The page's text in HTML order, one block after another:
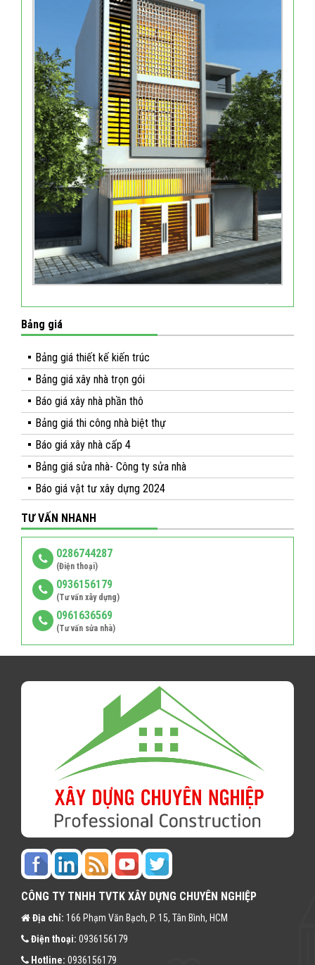
Bảng giá
Bảng giá thiết kế kiến trúc
Bảng giá xây nhà trọn gói
Báo giá xây nhà phần thô
Bảng giá thi công nhà biệt thự
Báo giá xây nhà cấp 4
Bảng giá sửa nhà- Công ty sửa nhà
Báo giá vật tư xây dựng 2024
TƯ VẤN NHANH
0286744287
(Điện thoại)
0936156179
(Tư vấn xây dựng)
0961636569
(Tư vấn sửa nhà)
CÔNG TY TNHH TVTK XÂY DỰNG CHUYÊN NGHIỆP
Địa chỉ: 166 Phạm Văn Bạch, P. 15, Tân Bình, HCM
Điện thoại: 0936156179
Hotline: 0936156179